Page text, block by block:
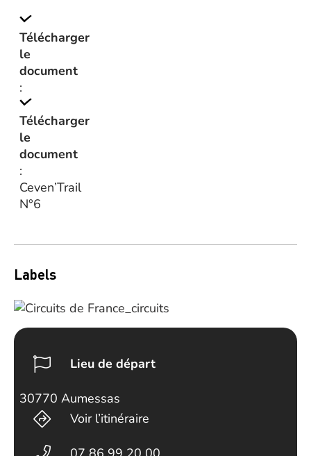
Télécharger
le
document
:
Télécharger
le
document
:
Ceven’Trail
N°6
Labels
Lieu de départ
30770 Aumessas
Voir l’itinéraire